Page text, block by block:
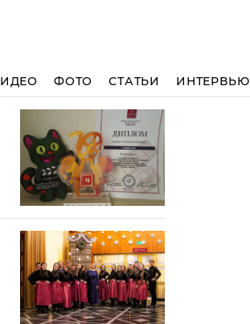
ФОТО СТАТЬИ ИНТЕРВЬЮ